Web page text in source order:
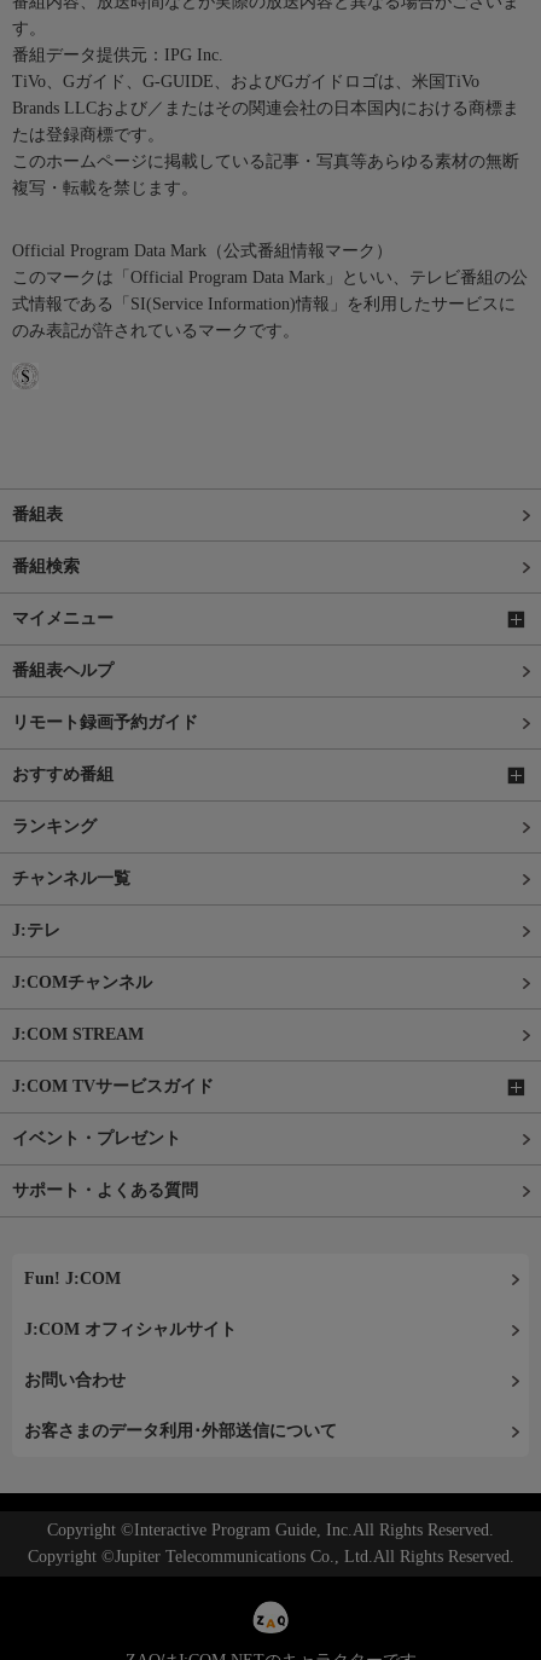
す。
番組データ提供元：IPG Inc.
TiVo、Gガイド、G-GUIDE、およびGガイドロゴは、米国TiVo
Brands LLCおよび／またはその関連会社の日本国内における商標ま
たは登録商標です。
このホームページに掲載している記事・写真等あらゆる素材の無断
複写・転載を禁じます。
Official Program Data Mark（公式番組情報マーク）
このマークは「Official Program Data Mark」といい、テレビ番組の公
式情報である「SI(Service Information)情報」を利用したサービスに
のみ表記が許されているマークです。
番組表
番組検索
マイメニュー
番組表ヘルプ
リモート録画予約ガイド
おすすめ番組
ランキング
チャンネル一覧
J:テレ
J:COMチャンネル
J:COM STREAM
J:COM TVサービスガイド
イベント・プレゼント
サポート・よくある質問
Fun! J:COM
J:COM オフィシャルサイト
お問い合わせ
お客さまのデータ利用･外部送信について
Copyright ©Interactive Program Guide, Inc.All Rights Reserved.
Copyright ©Jupiter Telecommunications Co., Ltd.All Rights Reserved.